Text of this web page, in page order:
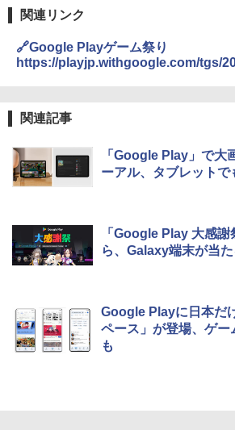
関連リンク
🔗Google Playゲーム祭り
https://playjp.withgoogle.com/tgs/
関連記事
「Google Play」で大
ーアル、タブレットで
「Google Play 大感
ら、Galaxy端末が当
Google Playに日本だ
ペース」が登場、ゲー
も